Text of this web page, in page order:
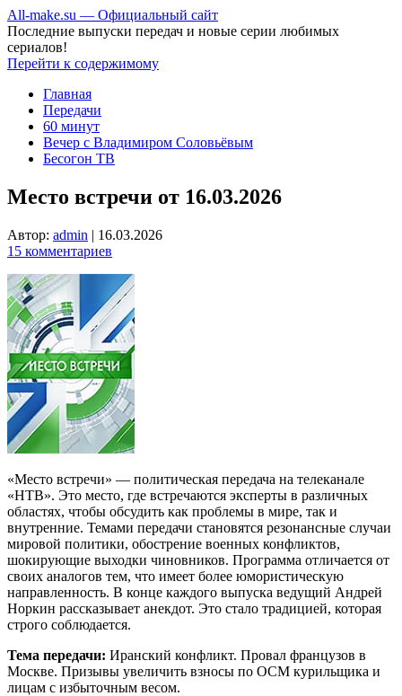
All-make.su — Официальный сайт
Последние выпуски передач и новые серии любимых
сериалов!
Перейти к содержимому
Главная
Передачи
60 минут
Вечер с Владимиром Соловьёвым
Бесогон ТВ
Место встречи от 16.03.2026
Автор: admin | 16.03.2026
15 комментариев
«Место встречи» — политическая передача на телеканале
«НТВ». Это место, где встречаются эксперты в различных
областях, чтобы обсудить как проблемы в мире, так и
внутренние. Темами передачи становятся резонансные случаи
мировой политики, обострение военных конфликтов,
шокирующие выходки чиновников. Программа отличается от
своих аналогов тем, что имеет более юмористическую
направленность. В конце каждого выпуска ведущий Андрей
Норкин рассказывает анекдот. Это стало традицией, которая
строго соблюдается.
Тема передачи: Иранский конфликт. Провал французов в
Москве. Призывы увеличить взносы по ОСМ курильщика и
лицам с избыточным весом.